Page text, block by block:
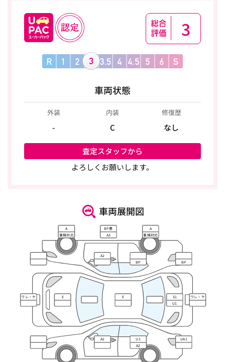
3
車両状態
外装
-
内装
C
修復歴
なし
査定スタッフから
よろしくお願いします。
車両展開図
A
車検対応
BP悪
A3
A
車検対応
A2
BP BP
ワレ・ケ
ズレ
E E S1
U1
ワレ・ケ
ズレ
A2 U1
A2
UA1